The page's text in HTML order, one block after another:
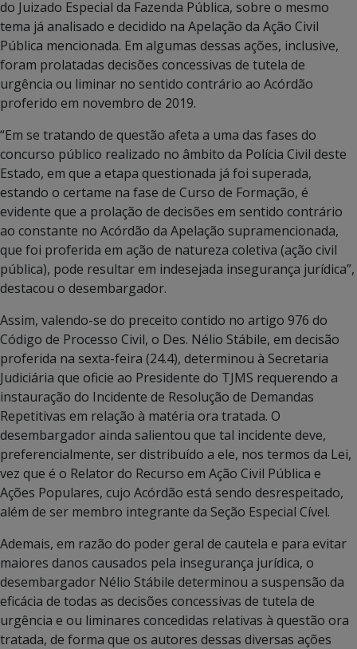
do Juizado Especial da Fazenda Pública, sobre o mesmo
tema já analisado e decidido na Apelação da Ação Civil
Pública mencionada. Em algumas dessas ações, inclusive,
foram prolatadas decisões concessivas de tutela de
urgência ou liminar no sentido contrário ao Acórdão
proferido em novembro de 2019.
“Em se tratando de questão afeta a uma das fases do
concurso público realizado no âmbito da Polícia Civil deste
Estado, em que a etapa questionada já foi superada,
estando o certame na fase de Curso de Formação, é
evidente que a prolação de decisões em sentido contrário
ao constante no Acórdão da Apelação supramencionada,
que foi proferida em ação de natureza coletiva (ação civil
pública), pode resultar em indesejada insegurança jurídica”,
destacou o desembargador.
Assim, valendo-se do preceito contido no artigo 976 do
Código de Processo Civil, o Des. Nélio Stábile, em decisão
proferida na sexta-feira (24.4), determinou à Secretaria
Judiciária que oficie ao Presidente do TJMS requerendo a
instauração do Incidente de Resolução de Demandas
Repetitivas em relação à matéria ora tratada. O
desembargador ainda salientou que tal incidente deve,
preferencialmente, ser distribuído a ele, nos termos da Lei,
vez que é o Relator do Recurso em Ação Civil Pública e
Ações Populares, cujo Acórdão está sendo desrespeitado,
além de ser membro integrante da Seção Especial Cível.
Ademais, em razão do poder geral de cautela e para evitar
maiores danos causados pela insegurança jurídica, o
desembargador Nélio Stábile determinou a suspensão da
eficácia de todas as decisões concessivas de tutela de
urgência e ou liminares concedidas relativas à questão ora
tratada, de forma que os autores dessas diversas ações